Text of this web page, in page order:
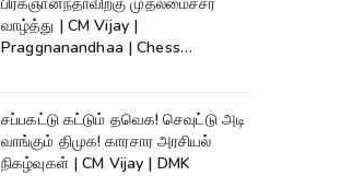
பிரக்ஞானந்தாவிற்கு முதலமைச்சர்
வாழ்த்து | CM Vijay |
Praggnanandhaa | Chess
சப்பகட்டு கட்டும் தவெக! செவுட்டு அடி
வாங்கும் திமுக! காரசார அரசியல்
நிகழ்வுகள் | CM Vijay | DMK